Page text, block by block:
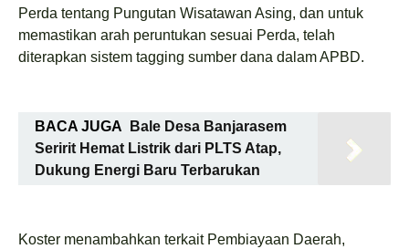
Perda tentang Pungutan Wisatawan Asing, dan untuk
memastikan arah peruntukan sesuai Perda, telah
diterapkan sistem tagging sumber dana dalam APBD.
BACA JUGA
Bale Desa Banjarasem
Seririt Hemat Listrik dari PLTS Atap,
Dukung Energi Baru Terbarukan
Koster menambahkan terkait Pembiayaan Daerah,